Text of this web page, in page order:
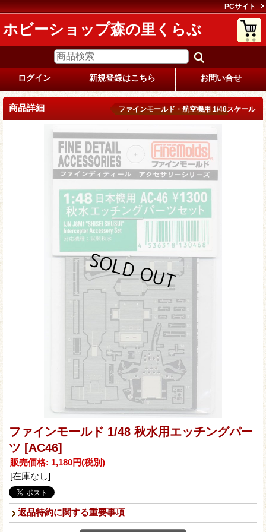
PCサイト
ホビーショップ森の里くらぶ
ログイン 新規登録はこちら お問い合せ
商品詳細 ファインモールド・航空機用 1/48スケール
ファインモールド 1/48 秋水用エッチングパー
ツ [AC46]
販売価格: 1,180円(税別)
[在庫なし]
返品特約に関する重要事項